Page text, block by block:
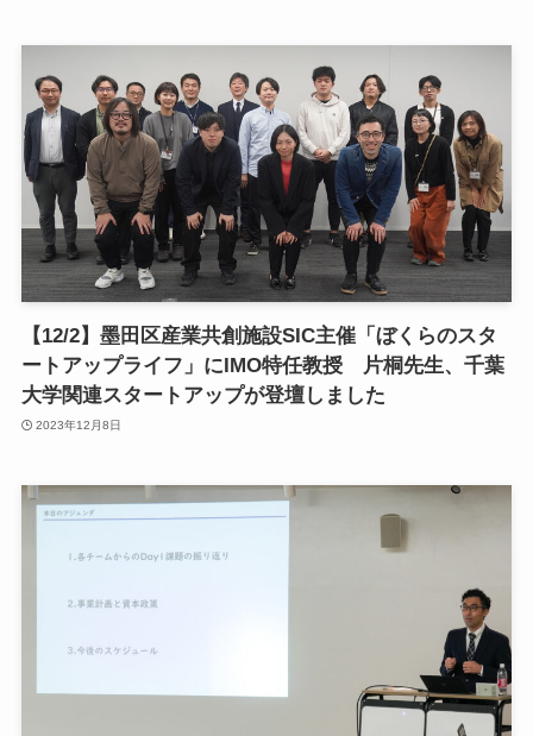
【12/2】墨田区産業共創施設SIC主催「ぼくらのスタ
ートアップライフ」にIMO特任教授 片桐先生、千葉
大学関連スタートアップが登壇しました
2023年12月8日